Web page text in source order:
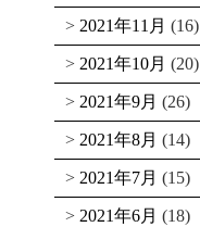
2021年11月 (16)
2021年10月 (20)
2021年9月 (26)
2021年8月 (14)
2021年7月 (15)
2021年6月 (18)